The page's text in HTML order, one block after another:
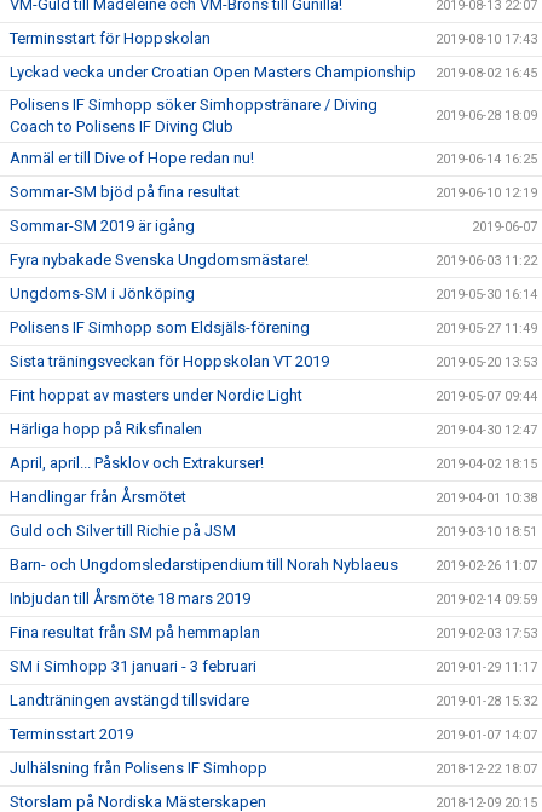
VM-Guld till Madeleine och VM-Brons till Gunilla! 2019-08-13 22:07
Terminsstart för Hoppskolan 2019-08-10 17:43
Lyckad vecka under Croatian Open Masters Championship 2019-08-02 16:45
Polisens IF Simhopp söker Simhoppstränare / Diving
Coach to Polisens IF Diving Club
2019-06-28 18:09
Anmäl er till Dive of Hope redan nu! 2019-06-14 16:25
Sommar-SM bjöd på fina resultat 2019-06-10 12:19
Sommar-SM 2019 är igång 2019-06-07
Fyra nybakade Svenska Ungdomsmästare! 2019-06-03 11:22
Ungdoms-SM i Jönköping 2019-05-30 16:14
Polisens IF Simhopp som Eldsjäls-förening 2019-05-27 11:49
Sista träningsveckan för Hoppskolan VT 2019 2019-05-20 13:53
Fint hoppat av masters under Nordic Light 2019-05-07 09:44
Härliga hopp på Riksfinalen 2019-04-30 12:47
April, april... Påsklov och Extrakurser! 2019-04-02 18:15
Handlingar från Årsmötet 2019-04-01 10:38
Guld och Silver till Richie på JSM 2019-03-10 18:51
Barn- och Ungdomsledarstipendium till Norah Nyblaeus 2019-02-26 11:07
Inbjudan till Årsmöte 18 mars 2019 2019-02-14 09:59
Fina resultat från SM på hemmaplan 2019-02-03 17:53
SM i Simhopp 31 januari - 3 februari 2019-01-29 11:17
Landträningen avstängd tillsvidare 2019-01-28 15:32
Terminsstart 2019 2019-01-07 14:07
Julhälsning från Polisens IF Simhopp 2018-12-22 18:07
Storslam på Nordiska Mästerskapen 2018-12-09 20:15